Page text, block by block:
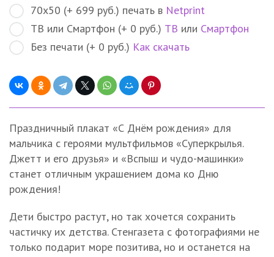
70х50 (+ 699 руб.) печать в Netprint
ТВ или Смартфон (+ 0 руб.) ТВ или Смартфон
Без печати (+ 0 руб.) Как скачать
Праздничный плакат «С Днём рождения» для
мальчика с героями мультфильмов «Суперкрылья.
Джетт и его друзья» и «Вспыш и чудо-машинки»
станет отличным украшением дома ко Дню
рождения!
Дети быстро растут, но так хочется сохранить
частичку их детства. Стенгазета с фотографиями не
только подарит море позитива, но и останется на